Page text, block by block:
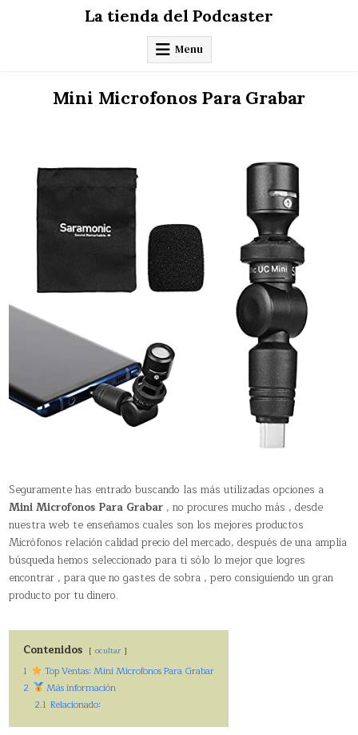
La tienda del Podcaster
Menu
Mini Microfonos Para Grabar
Seguramente has entrado buscando las más utilizadas opciones a
Mini Microfonos Para Grabar , no procures mucho más , desde
nuestra web te enseñamos cuales son los mejores productos
Micrófonos relación calidad precio del mercado, después de una amplia
búsqueda hemos seleccionado para ti sólo lo mejor que logres
encontrar , para que no gastes de sobra , pero consiguiendo un gran
producto por tu dinero.
Contenidos ocultar
1
Top Ventas: Mini Microfonos Para Grabar
2
Más información
2.1 Relacionado: